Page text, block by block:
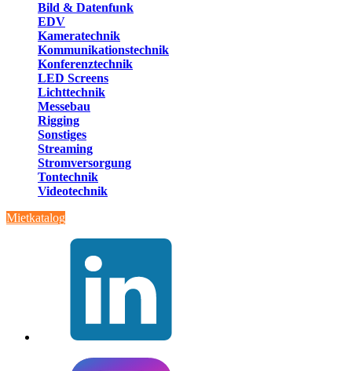
Bild & Datenfunk
EDV
Kameratechnik
Kommunikationstechnik
Konferenztechnik
LED Screens
Lichttechnik
Messebau
Rigging
Sonstiges
Streaming
Stromversorgung
Tontechnik
Videotechnik
Mietkatalog